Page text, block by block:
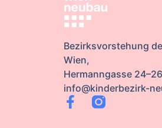
Bezirksvorstehung
Wien,
Hermanngasse
info@kinderbezirk-